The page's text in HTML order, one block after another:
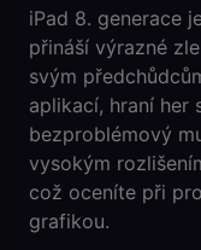
n
e
r
a
c
e
)
S
iPad 8. generace
přináší výrazné
svým
aplikací, hraní her
bezproblémový
vysokým
což oceníte při
grafikou.